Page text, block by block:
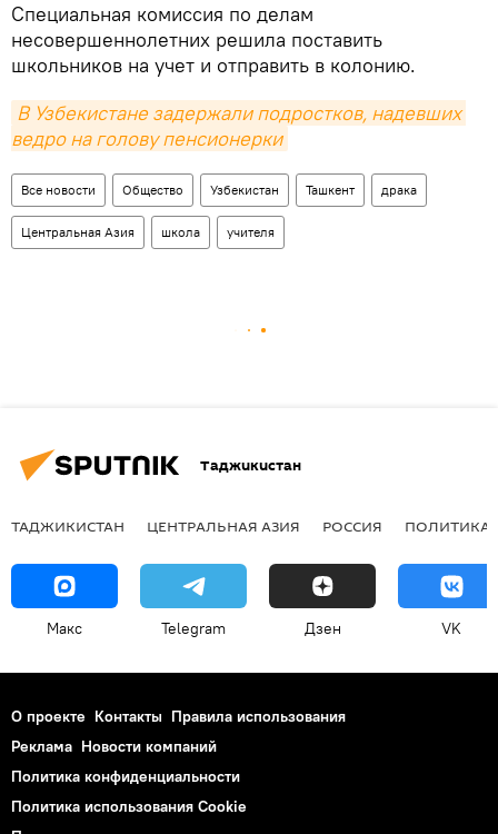
Специальная комиссия по делам
несовершеннолетних решила поставить
школьников на учет и отправить в колонию.
В Узбекистане задержали подростков, надевших
ведро на голову пенсионерки
Все новости Общество Узбекистан Ташкент драка
Центральная Азия школа учителя
Таджикистан
ТАДЖИКИСТАН ЦЕНТРАЛЬНАЯ АЗИЯ РОССИЯ ПОЛИТИКА
Макс Telegram Дзен VK
О проекте Контакты Правила использования
Реклама Новости компаний
Политика конфиденциальности
Политика использования Cookie